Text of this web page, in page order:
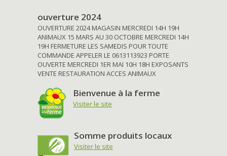
ouverture 2024
OUVERTURE 2024 MAGASIN MERCREDI 14H 19H
ANIMAUX 15 MARS AU 30 OCTOBRE MERCREDI 14H
19H FERMETURE LES SAMEDIS POUR TOUTE
COMMANDE APPELER LE 0613113923 PORTE
OUVERTE MERCREDI 1ER MAI 10H 18H EXPOSANTS
VENTE RESTAURATION ACCES ANIMAUX
Bienvenue à la ferme
Visiter le site
Somme produits locaux
Visiter le site